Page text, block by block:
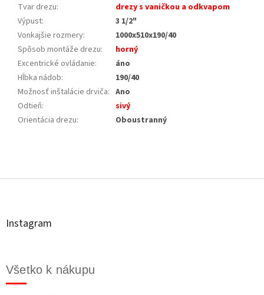
Tvar drezu:
drezy s vaničkou a odkvapom
Výpust:
3 1/2"
Vonkajšie rozmery:
1000x510x190/40
Spôsob montáže drezu:
horný
Excentrické ovládanie:
áno
Hĺbka nádob:
190/40
Možnosť inštalácie drviča: Ano
Odtieň:
sivý
Orientácia drezu: Oboustranný
á
Instagram
Všetko k nákupu